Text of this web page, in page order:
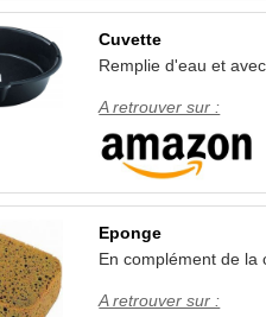
Cuvette
Remplie d'eau et
A retrouver sur :
Eponge
En complément de la
A retrouver sur :